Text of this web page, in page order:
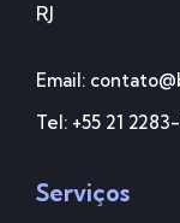
RJ
Email:
Tel: +55 21
Serviços